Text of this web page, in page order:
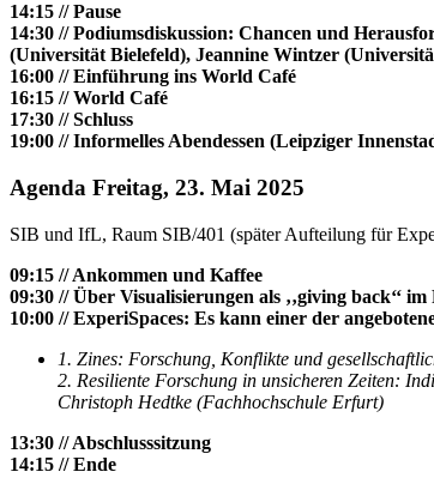
14:15 // Pause
14:30 // Podiumsdiskussion: Chancen und
(Universität Bielefeld), Jeannine Wintzer
16:00 // Einführung ins World Café
16:15 // World Café
17:30 // Schluss
19:00 // Informelles Abendessen (Leipziger
Agenda Freitag, 23. Mai 2025
SIB und IfL, Raum SIB/401 (später Aufteilung für
09:15 // Ankommen und Kaffee
09:30 // Über Visualisierungen als ‚‚giving back‘‘
10:00 // ExperiSpaces: Es kann einer der
1. Zines: Forschung, Konflikte und
2. Resiliente Forschung in unsicheren Zeiten:
Christoph Hedtke (Fachhochschule Erfurt)
13:30 // Abschlusssitzung
14:15 // Ende